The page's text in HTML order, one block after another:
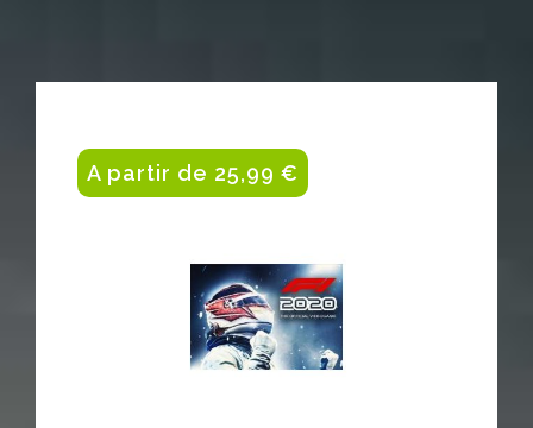
A partir de 25,99 €